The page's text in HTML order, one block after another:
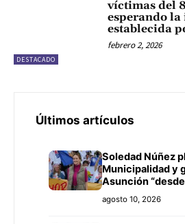
DESTACADO
víctimas del
esperando
establecida
febrero 2, 2026
Últimos artículos
Soledad Núñez
Municipalidad y
Asunción
agosto 10, 2026